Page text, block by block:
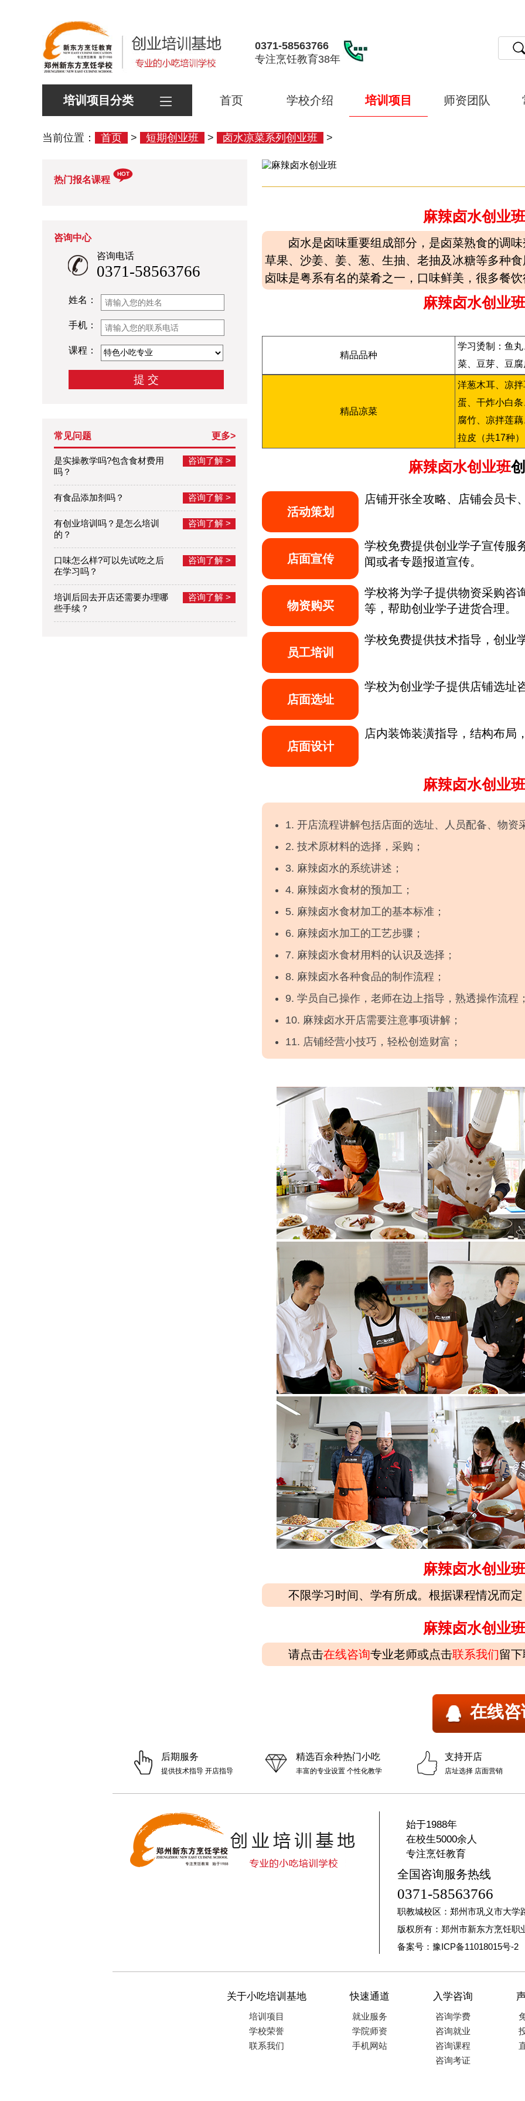
0371-58563766
专注烹饪教育38年
培训项目分类 首页 学校介绍 培训项目 师资团队
当前位置： 首页 > 短期创业班 > 卤水凉菜系列创业班 >
热门报名课程
HOT
咨询中心
咨询电话
0371-58563766
姓名：
手机：
课程：
常见问题 更多>
是实操教学吗?包含食材费用
吗？
咨询了解 >
有食品添加剂吗？ 咨询了解 >
有创业培训吗？是怎么培训
的？
咨询了解 >
口味怎么样?可以先试吃之后
在学习吗？
咨询了解 >
培训后回去开店还需要办理哪
些手续？
咨询了解 >
麻辣卤水创业班
卤水是卤味重要组成部分，是卤菜熟食的调
草果、沙姜、姜、葱、生抽、老抽及冰糖等多种
卤味是粤系有名的菜肴之一，口味鲜美，很多餐
麻辣卤水创业班
精品品种
学习烫制：鱼
菜、豆芽、豆
精品凉菜
洋葱木耳、凉
蛋、干炸小白
腐竹、凉拌莲
拉皮（共17种）
麻辣卤水创业班
活动策划
店铺开张全攻略、店铺会员卡
店面宣传
学校免费提供创业学子宣传服
闻或者专题报道宣传。
物资购买
学校将为学子提供物资采购咨
等，帮助创业学子进货合理。
员工培训
学校免费提供技术指导，创业
店面选址
学校为创业学子提供店铺选址
店面设计
店内装饰装潢指导，结构布局
麻辣卤水创业班
1. 开店流程讲解包括店面的选址、人员配备、物资
2. 技术原材料的选择，采购；
3. 麻辣卤水的系统讲述；
4. 麻辣卤水食材的预加工；
5. 麻辣卤水食材加工的基本标准；
6. 麻辣卤水加工的工艺步骤；
7. 麻辣卤水食材用料的认识及选择；
8. 麻辣卤水各种食品的制作流程；
9. 学员自己操作，老师在边上指导，熟透操作流程；
10. 麻辣卤水开店需要注意事项讲解；
11. 店铺经营小技巧，轻松创造财富；
麻辣卤水创业班
不限学习时间、学有所成。根据课程情况而定
麻辣卤水创业班
请点击在线咨询专业老师或点击联系我们留下
在线咨
后期服务
提供技术指导 开店指导
精选百余种热门小吃
丰富的专业设置 个性化教学
支持开店
店址选择 店面营销
始于1988年
在校生5000余人
专注烹饪教育
全国咨询服务热线
0371-58563766
职教城校区：郑州市巩义市大学
版权所有：郑州市新东方烹饪职
备案号：豫ICP备11018015号-2
关于小吃培训基地
培训项目
学校荣誉
联系我们
快速通道
就业服务
学院师资
手机网站
入学咨询
咨询学费
咨询就业
咨询课程
咨询考证